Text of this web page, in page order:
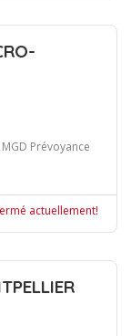
Prévoyance
actuellement!